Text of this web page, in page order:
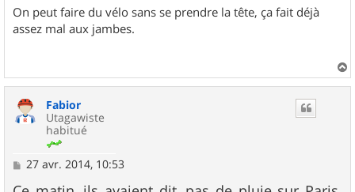
On peut faire du vélo sans se prendre la tête, ça fait déjà
assez mal aux jambes.
a
Fabior
Utagawiste
habitué
M
s
27 avr. 2014, 10:53